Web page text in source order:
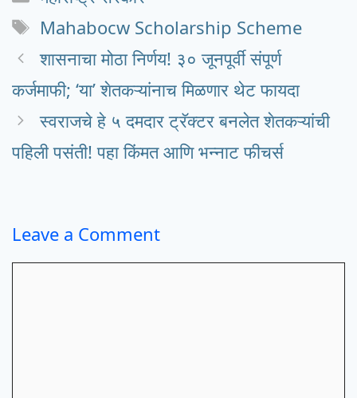
Tags
Mahabocw Scholarship Scheme
शासनाचा मोठा निर्णय! ३० जूनपूर्वी संपूर्ण
कर्जमाफी; ‘या’ शेतकऱ्यांनाच मिळणार थेट फायदा
स्वराजचे हे ५ दमदार ट्रॅक्टर बनलेत शेतकऱ्यांची
पहिली पसंती! पहा किंमत आणि भन्नाट फीचर्स
Leave a Comment